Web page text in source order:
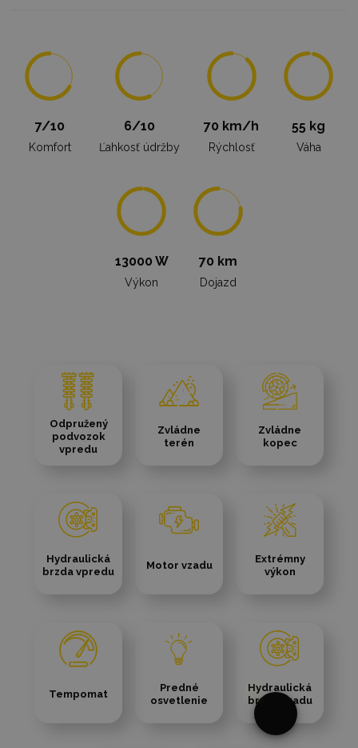
7/10
Komfort
6/10
Ľahkosť údržby
70 km/h
Rýchlosť
55 kg
Váha
13000 W
Výkon
70 km
Dojazd
Odpružený
podvozok
vpredu
Zvládne
terén
Zvládne
kopec
Hydraulická
brzda vpredu
Motor vzadu
Extrémny
výkon
Tempomat
Predné
osvetlenie
Hydraulická
brzda vzadu